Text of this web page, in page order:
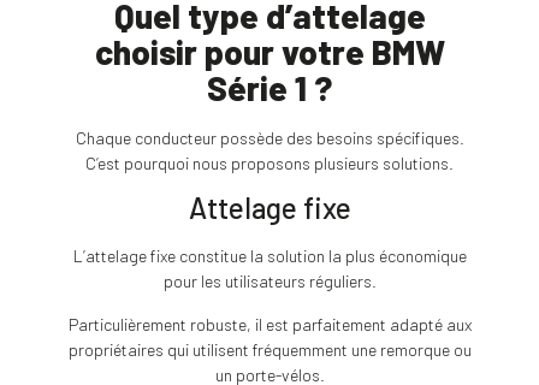
Quel type d’attelage
choisir pour votre BMW
Série 1 ?
Chaque conducteur possède des besoins spécifiques.
C’est pourquoi nous proposons plusieurs solutions.
Attelage fixe
L’attelage fixe constitue la solution la plus économique
pour les utilisateurs réguliers.
Particulièrement robuste, il est parfaitement adapté aux
propriétaires qui utilisent fréquemment une remorque ou
un porte-vélos.